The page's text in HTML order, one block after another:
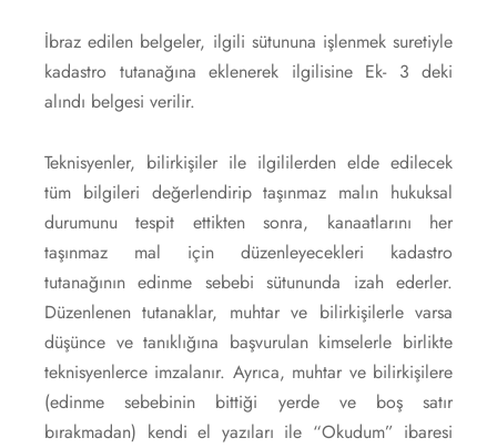
İbraz edilen belgeler, ilgili sütununa işlenmek suretiyle
kadastro tutanağına eklenerek ilgilisine Ek- 3 deki
alındı belgesi verilir.
Teknisyenler, bilirkişiler ile ilgililerden elde edilecek
tüm bilgileri değerlendirip taşınmaz malın hukuksal
durumunu tespit ettikten sonra, kanaatlarını her
taşınmaz mal için düzenleyecekleri kadastro
tutanağının edinme sebebi sütununda izah ederler.
Düzenlenen tutanaklar, muhtar ve bilirkişilerle varsa
düşünce ve tanıklığına başvurulan kimselerle birlikte
teknisyenlerce imzalanır. Ayrıca, muhtar ve bilirkişilere
(edinme sebebinin bittiği yerde ve boş satır
bırakmadan) kendi el yazıları ile “Okudum” ibaresi